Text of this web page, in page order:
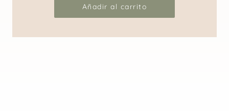
Añadir al carrito